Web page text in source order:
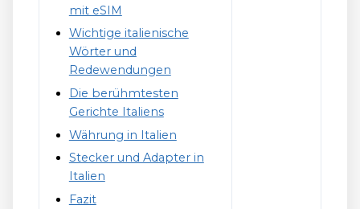
mit eSIM
Wichtige italienische
Wörter und
Redewendungen
Die berühmtesten
Gerichte Italiens
Währung in Italien
Stecker und Adapter in
Italien
Fazit